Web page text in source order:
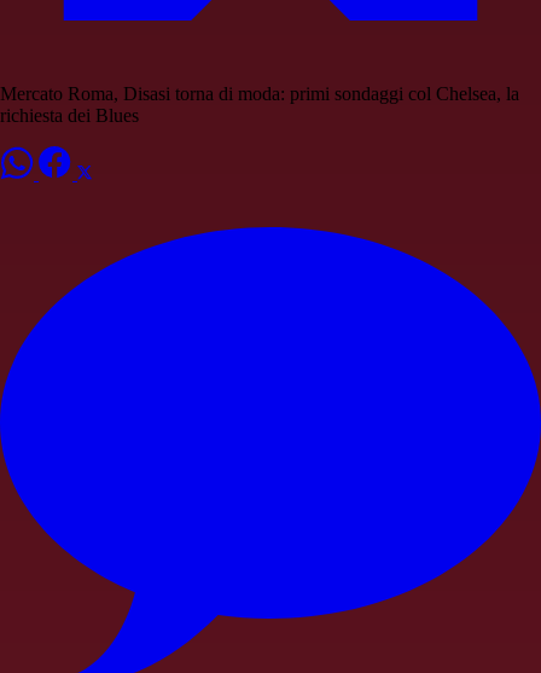
Mercato Roma, Disasi torna di moda: primi sondaggi col Chelsea, la
richiesta dei Blues